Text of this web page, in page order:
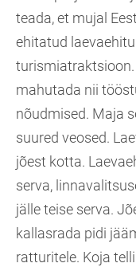
teada, et mujal
ehitatud
mahutada nii
nõudmised. Maja
suured veosed.
jõest kotta.
serva,
jälle teise serva.
kallasrada pidi
ratturitele. Koja